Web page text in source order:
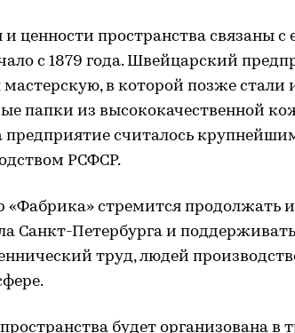
ценности пространства связаны с
с 1879 года. Швейцарский
в которой позже стали
папки из высококачественной
предприятие считалось
РСФСР.
«Фабрика» стремится продолжать
Санкт-Петербурга и
труд, людей
будет организована в